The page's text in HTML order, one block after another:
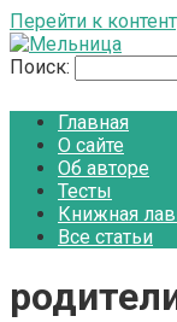
Перейти к
Поиск:
Главная
О сайте
Об авторе
Тесты
Книжная
Все статьи